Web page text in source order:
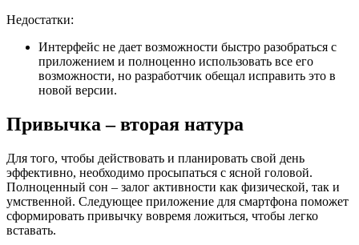
Недостатки:
Интерфейс не дает возможности быстро разобраться с
приложением и полноценно использовать все его
возможности, но разработчик обещал исправить это в
новой версии.
Привычка – вторая натура
Для того, чтобы действовать и планировать свой день
эффективно, необходимо просыпаться с ясной головой.
Полноценный сон – залог активности как физической, так и
умственной. Следующее приложение для смартфона поможет
сформировать привычку вовремя ложиться, чтобы легко
вставать.